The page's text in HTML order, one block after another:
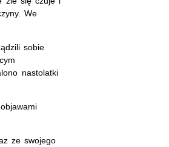
We
sobie
nastolatki
ze swojego